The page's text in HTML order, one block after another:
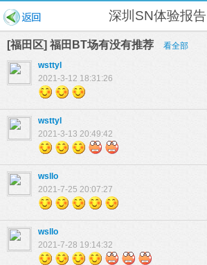
深圳SN体验报告
[福田区] 福田BT场有没有推荐
看全部
wsttyl
2021-3-12 18:31:26
wsttyl
2021-3-13 20:49:42
wsllo
2021-7-25 20:07:27
wsllo
2021-7-28 19:14:32